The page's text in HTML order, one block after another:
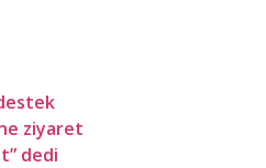
ziyaret
dedi